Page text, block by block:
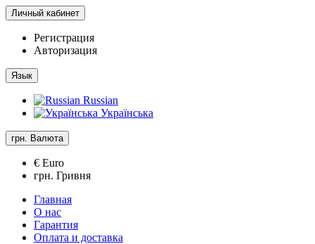
Личный кабинет
Регистрация
Авторизация
Язык
Russian
Українська
грн. Валюта
€ Euro
грн. Гривня
Главная
О нас
Гарантия
Оплата и доставка